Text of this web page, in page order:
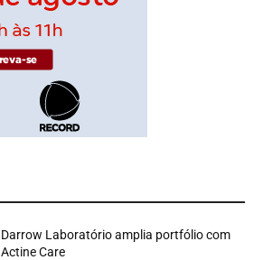
Darrow Laboratório amplia portfólio com
Actine Care